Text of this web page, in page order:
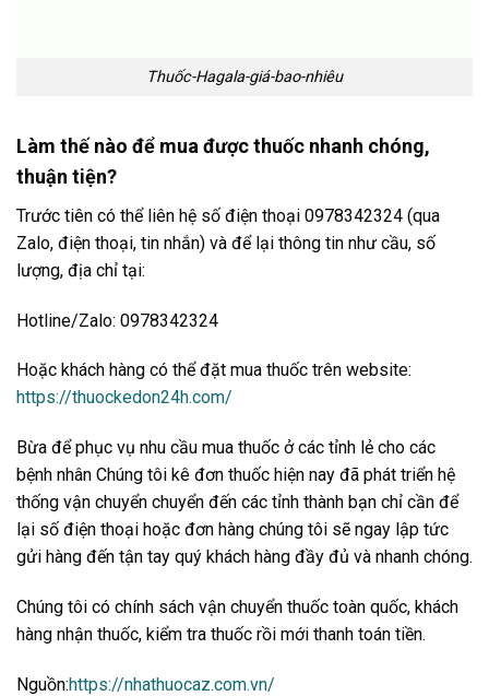
Thuốc-Hagala-giá-bao-nhiêu
Làm thế nào để mua được thuốc nhanh chóng,
thuận tiện?
Trước tiên có thể liên hệ số điện thoại 0978342324 (qua
Zalo, điện thoại, tin nhắn) và để lại thông tin như cầu, số
lượng, địa chỉ tại:
Hotline/Zalo: 0978342324
Hoặc khách hàng có thể đặt mua thuốc trên website:
https://thuockedon24h.com/
Bừa để phục vụ nhu cầu mua thuốc ở các tỉnh lẻ cho các
bệnh nhân Chúng tôi kê đơn thuốc hiện nay đã phát triển hệ
thống vận chuyển chuyển đến các tỉnh thành bạn chỉ cần để
lại số điện thoại hoặc đơn hàng chúng tôi sẽ ngay lập tức
gửi hàng đến tận tay quý khách hàng đầy đủ và nhanh chóng.
Chúng tôi có chính sách vận chuyển thuốc toàn quốc, khách
hàng nhận thuốc, kiểm tra thuốc rồi mới thanh toán tiền.
Nguồn:https://nhathuocaz.com.vn/